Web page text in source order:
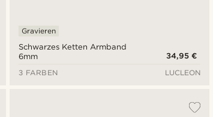
Schwarzes Ketten Armband
6mm
Gravieren
34,95 €
3 FARBEN
LUCLEON